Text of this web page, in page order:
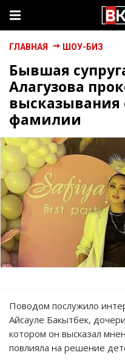
ГЛАВНАЯ ШОУ-БИЗ
Бывшая
Алагузова
высказывания
фамилии
Поводом послужило
Айсауле Бакытбек,
котором он высказал
повлияла на решение